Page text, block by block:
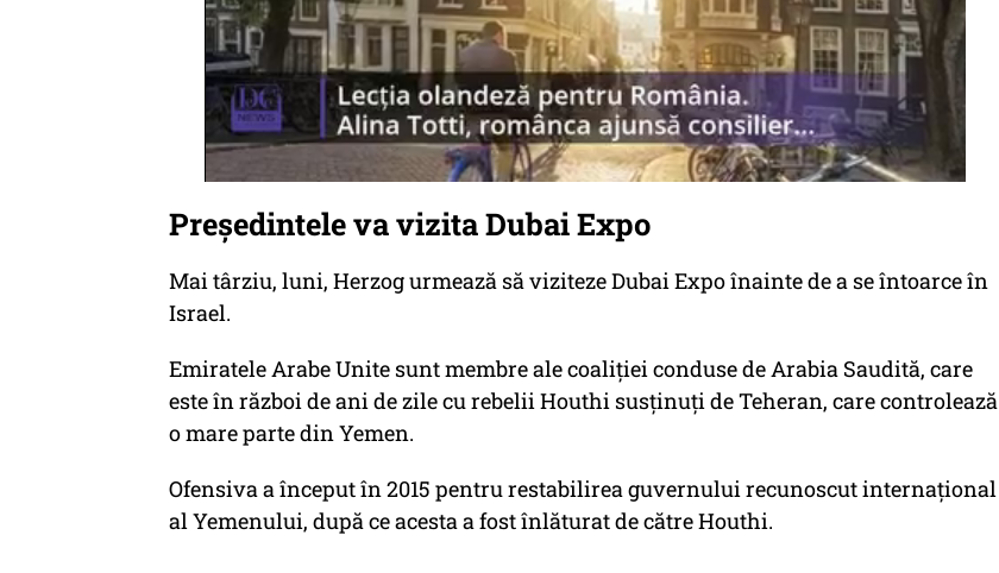
Președintele va vizita Dubai Expo
Mai târziu, luni, Herzog urmează să viziteze Dubai Expo înainte de a se întoarce în
Israel.
Emiratele Arabe Unite sunt membre ale coaliției conduse de Arabia Saudită, care
este în război de ani de zile cu rebelii Houthi susținuți de Teheran, care controlează
o mare parte din Yemen.
Ofensiva a început în 2015 pentru restabilirea guvernului recunoscut internațional
al Yemenului, după ce acesta a fost înlăturat de către Houthi.